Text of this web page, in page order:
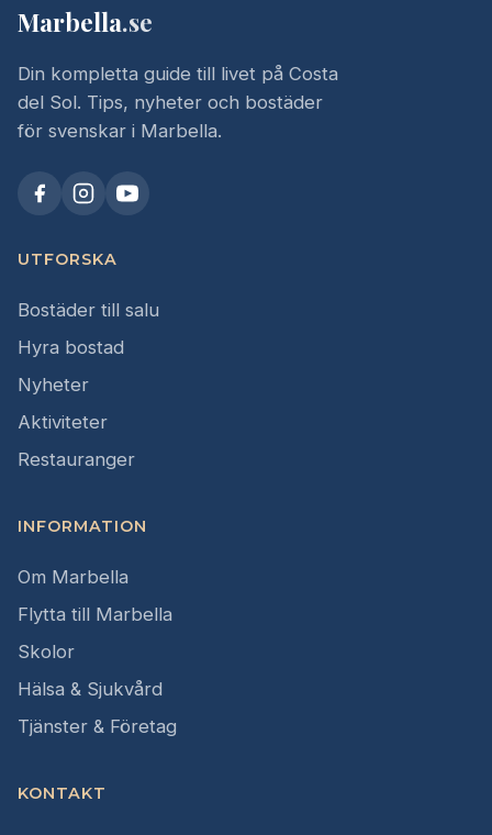
Marbella.se
Din kompletta guide till livet på Costa
del Sol. Tips, nyheter och bostäder
för svenskar i Marbella.
UTFORSKA
Bostäder till salu
Hyra bostad
Nyheter
Aktiviteter
Restauranger
INFORMATION
Om Marbella
Flytta till Marbella
Skolor
Hälsa & Sjukvård
Tjänster & Företag
KONTAKT